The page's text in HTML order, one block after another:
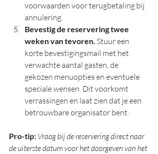
voorwaarden voor terugbetaling bij
annulering.
Bevestig de reservering twee
weken van tevoren. Stuur een
korte bevestigingsmail met het
verwachte aantal gasten, de
gekozen menuopties en eventuele
speciale wensen. Dit voorkomt
verrassingen en laat zien dat je een
betrouwbare organisator bent.
Pro-tip: Vraag bij de reservering direct naar
de uiterste datum voor het doorgeven van het